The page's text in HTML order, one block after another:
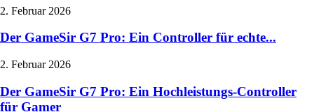
2. Februar 2026
Der GameSir G7 Pro: Ein Controller für echte...
2. Februar 2026
Der GameSir G7 Pro: Ein Hochleistungs-Controller
für Gamer